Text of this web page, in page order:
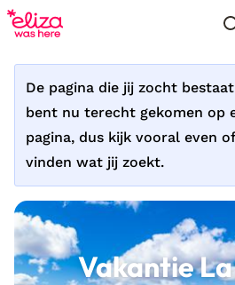
De pagina die jij zocht
bent nu terecht gekomen op
pagina, dus kijk vooral even
vinden wat jij zoekt.
Vakantie